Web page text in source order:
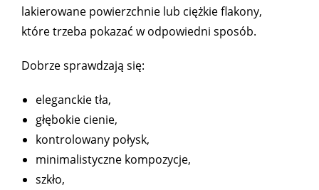
lakierowane powierzchnie lub ciężkie flakony,
które trzeba pokazać w odpowiedni sposób.
Dobrze sprawdzają się:
eleganckie tła,
głębokie cienie,
kontrolowany połysk,
minimalistyczne kompozycje,
szkło,